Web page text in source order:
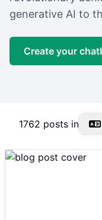
generative AI to
Create your
1762 posts in